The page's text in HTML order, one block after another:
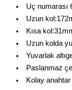
Uç numarası
Uzun
Kısa
Uzun kolda
Yuvarlak
Paslanmaz
Kolay